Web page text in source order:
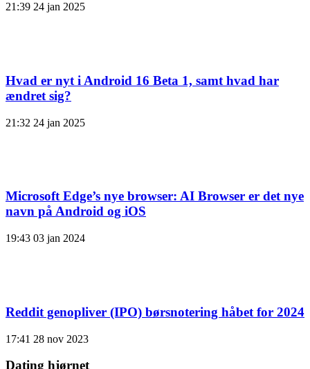
21:39 24 jan 2025
Hvad er nyt i Android 16 Beta 1, samt hvad har
ændret sig?
21:32 24 jan 2025
Microsoft Edge’s nye browser: AI Browser er det nye
navn på Android og iOS
19:43 03 jan 2024
Reddit genopliver (IPO) børsnotering håbet for 2024
17:41 28 nov 2023
Dating hjørnet